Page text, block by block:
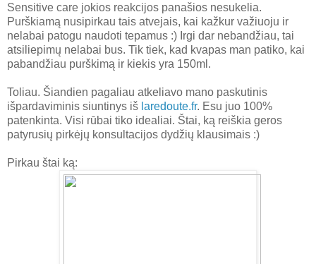
Sensitive care jokios reakcijos panašios nesukelia.
Purškiamą nusipirkau tais atvejais, kai kažkur važiuoju ir
nelabai patogu naudoti tepamus :) Irgi dar nebandžiau, tai
atsiliepimų nelabai bus. Tik tiek, kad kvapas man patiko, kai
pabandžiau purškimą ir kiekis yra 150ml.
Toliau. Šiandien pagaliau atkeliavo mano paskutinis
išpardaviminis siuntinys iš laredoute.fr. Esu juo 100%
patenkinta. Visi rūbai tiko idealiai. Štai, ką reiškia geros
patyrusių pirkėjų konsultacijos dydžių klausimais :)
Pirkau štai ką: